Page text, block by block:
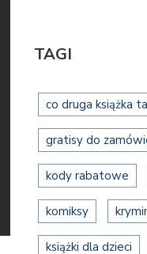
TAGI
co druga książka
gratisy do
kody rabatowe
komiksy
książki dla dzieci